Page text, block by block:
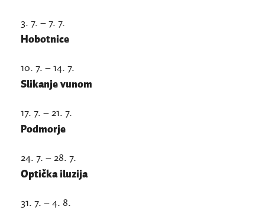
3. 7. – 7. 7.
Hobotnice
10. 7. – 14. 7.
Slikanje vunom
17. 7. – 21. 7.
Podmorje
24. 7. – 28. 7.
Optička iluzija
31. 7. – 4. 8.